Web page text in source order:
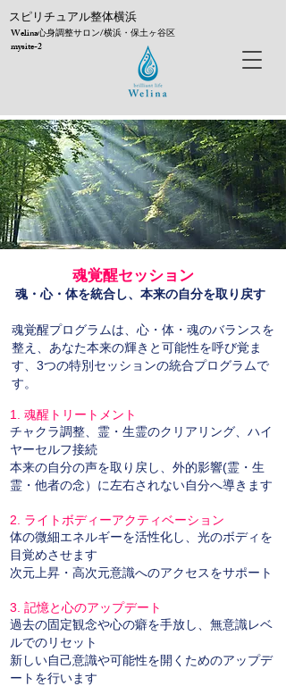
Welina心身調整サロン/横浜・保土ヶ谷区
mysite-2
​スピリチュアル整体横浜
魂覚醒セッション
魂・心・体を統合し、本来の自分を取り戻す
魂覚醒プログラムは、心・体・魂のバランスを
整え、 あなた本来の輝きと可能性を呼び覚ま
す、3つの特別セッションの統合プログラムで
す。
1. 魂醒トリートメント
チャクラ調整、霊・生霊のクリアリング、ハイ
ヤーセルフ接続
本来の自分の声を取り戻し、外的影響(霊・生
霊・他者の念）に左右されない自分へ導きます
2. ライトボディーアクティベーション
体の微細エネルギーを活性化し、光のボディを
目覚めさせます
次元上昇・高次元意識へのアクセスをサポート
3. 記憶と心のアップデート
過去の固定観念や心の癖を手放し、無意識レベ
ルでのリセット
新しい自己意識や可能性を開くためのアップデ
ートを行います